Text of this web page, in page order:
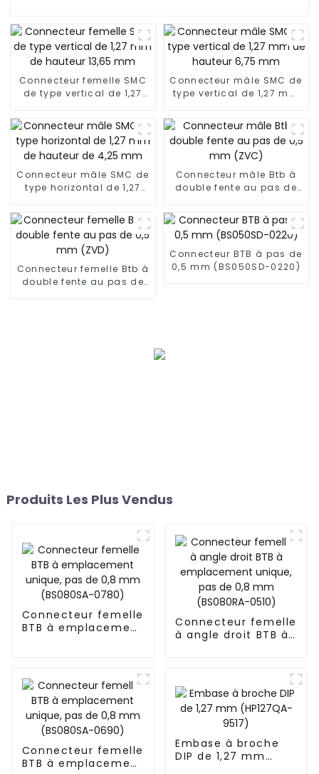
Connecteur femelle SMC
de type vertical de 1,27
Connecteur mâle SMC de
type vertical de 1,27 mm
Connecteur mâle SMC de
type horizontal de 1,27
mm
Connecteur mâle Btb à
double fente au pas de
Connecteur femelle Btb à
double fente au pas de
Connecteur BTB à pas de
0,5 mm (BS050SD-0220)
Produits Les Plus Vendus
Connecteur femelle
BTB à emplacement
Connecteur femelle
à angle droit BTB à
0510)
Connecteur femelle
BTB à emplacement
Embase à broche
DIP de 1,27 mm